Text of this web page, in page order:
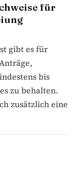
für
gibt es für
bis
zu behalten.
zusätzlich eine